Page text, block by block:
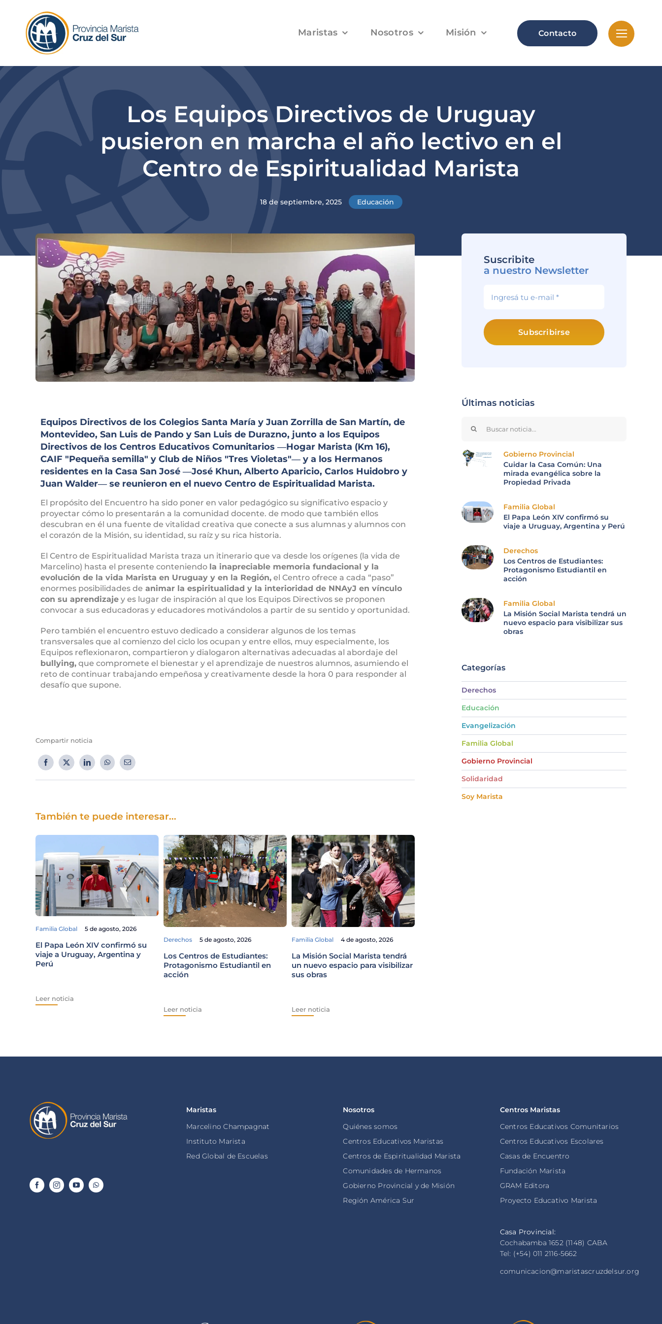
content
Maristas Nosotros Misión Contacto
Los Equipos Directivos de Uruguay
pusieron en marcha el año lectivo en el
Centro de Espiritualidad Marista
18 de septiembre, 2025 Educación
Equipos Directivos de los Colegios Santa María y Juan Zorrilla de San Martín, de
Montevideo, San Luis de Pando y San Luis de Durazno, junto a los Equipos
Directivos de los Centros Educativos Comunitarios ―Hogar Marista (Km 16),
CAIF "Pequeña semilla" y Club de Niños "Tres Violetas"― y a los Hermanos
residentes en la Casa San José ―José Khun, Alberto Aparicio, Carlos Huidobro y
Juan Walder― se reunieron en el nuevo Centro de Espiritualidad Marista.
El propósito del Encuentro ha sido poner en valor pedagógico su significativo espacio y
proyectar cómo lo presentarán a la comunidad docente. de modo que también ellos
descubran en él una fuente de vitalidad creativa que conecte a sus alumnas y alumnos con
el corazón de la Misión, su identidad, su raíz y su rica historia.
El Centro de Espiritualidad Marista traza un itinerario que va desde los orígenes (la vida de
Marcelino) hasta el presente conteniendo la inapreciable memoria fundacional y la
evolución de la vida Marista en Uruguay y en la Región, el Centro ofrece a cada “paso”
enormes posibilidades de animar la espiritualidad y la interioridad de NNAyJ en vínculo
con su aprendizaje y es lugar de inspiración al que los Equipos Directivos se proponen
convocar a sus educadoras y educadores motivándolos a partir de su sentido y oportunidad.
Pero también el encuentro estuvo dedicado a considerar algunos de los temas
transversales que al comienzo del ciclo los ocupan y entre ellos, muy especialmente, los
Equipos reflexionaron, compartieron y dialogaron alternativas adecuadas al abordaje del
bullying, que compromete el bienestar y el aprendizaje de nuestros alumnos, asumiendo el
reto de continuar trabajando empeñosa y creativamente desde la hora 0 para responder al
desafío que supone.
Compartir noticia
También te puede interesar...
Familia Global 5 de agosto, 2026
El Papa León XIV confirmó su
viaje a Uruguay, Argentina y
Perú
Leer noticia
Derechos 5 de agosto, 2026
Los Centros de Estudiantes:
Protagonismo Estudiantil en
acción
Leer noticia
Familia Global 4 de agosto, 2026
La Misión Social Marista tendrá
un nuevo espacio para visibilizar
sus obras
Leer noticia
Suscribite
a nuestro Newsletter
Subscribirse
Últimas noticias
Gobierno Provincial
Cuidar la Casa Común: Una
mirada evangélica sobre la
Propiedad Privada
Familia Global
El Papa León XIV confirmó su
viaje a Uruguay, Argentina y Perú
Derechos
Los Centros de Estudiantes:
Protagonismo Estudiantil en
acción
Familia Global
La Misión Social Marista tendrá un
nuevo espacio para visibilizar sus
obras
Categorías
Derechos
Educación
Evangelización
Familia Global
Gobierno Provincial
Solidaridad
Soy Marista
Maristas
Marcelino Champagnat
Instituto Marista
Red Global de Escuelas
Nosotros
Quiénes somos
Centros Educativos Maristas
Centros de Espiritualidad Marista
Comunidades de Hermanos
Gobierno Provincial y de Misión
Región América Sur
Centros Maristas
Centros Educativos Comunitarios
Centros Educativos Escolares
Casas de Encuentro
Fundación Marista
GRAM Editora
Proyecto Educativo Marista
Casa Provincial:
Cochabamba 1652 (1148) CABA
Tel: (+54) 011 2116-5662
comunicacion@maristascruzdelsur.org